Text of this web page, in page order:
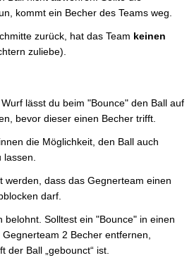
kommt ein Becher des Teams weg.
zurück, hat das Team keinen
zuliebe).
lässt du beim "Bounce" den Ball auf
bevor dieser einen Becher trifft.
die Möglichkeit, den Ball auch
werden, dass das Gegnerteam einen
darf.
belohnt. Solltest ein "Bounce" in einen
2 Becher entfernen,
der Ball „gebounct“ ist.